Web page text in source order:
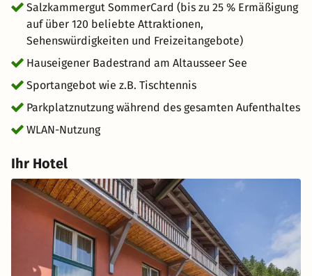
Salzkammergut SommerCard (bis zu 25 % Ermäßigung
auf über 120 beliebte Attraktionen,
Sehenswürdigkeiten und Freizeitangebote)
Hauseigener Badestrand am Altausseer See
Sportangebot wie z.B. Tischtennis
Parkplatznutzung während des gesamten Aufenthaltes
WLAN-Nutzung
Ihr Hotel